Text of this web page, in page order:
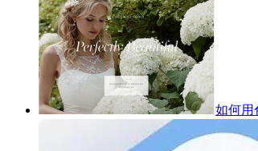
如何用